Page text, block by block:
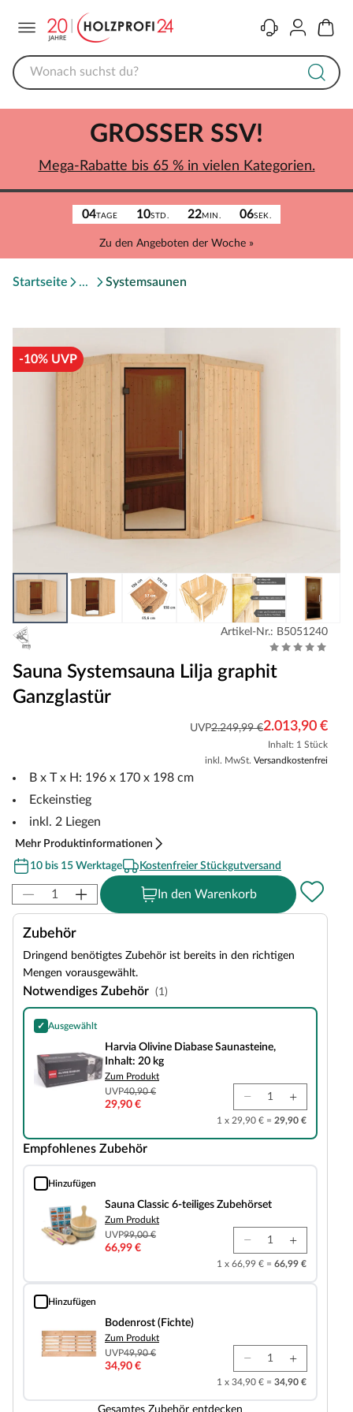
KontaktKonto
04TAGE 10STD. 22MIN. 06SEK.
Zu den Angeboten der Woche »
GROSSER SSV!
Mega-Rabatte bis 65 % in vielen Kategorien.
Startseite Systemsaunen
-10% UVP
Artikel-Nr.: B5051240
Sauna Systemsauna Lilja graphit
Ganzglastür
UVP2.249,99 €2.013,90 €
Inhalt: 1 Stück
inkl. MwSt. Versandkostenfrei
B x T x H: 196 x 170 x 198 cm
Eckeinstieg
inkl. 2 Liegen
Mehr Produktinformationen
10 bis 15 Werktage
Kostenfreier Stückgutversand
In den Warenkorb
Zubehör
Dringend benötigtes Zubehör ist bereits in den richtigen
Mengen vorausgewählt.
Notwendiges Zubehör (1)
✓ Ausgewählt
Harvia Olivine Diabase Saunasteine, Inhalt: 20 kg
Harvia Olivine Diabase Saunasteine,
Inhalt: 20 kg
Zum Produkt
UVP40,90 €
29,90 €
1 x 29,90 € = 29,90 €
Empfohlenes Zubehör
Hinzufügen
Sauna Classic 6-teiliges Zubehörset
Sauna Classic 6-teiliges Zubehörset
Zum Produkt
UVP99,00 €
66,99 €
1 x 66,99 € = 66,99 €
Hinzufügen
Bodenrost (Fichte)
Bodenrost (Fichte)
Zum Produkt
UVP49,90 €
34,90 €
1 x 34,90 € = 34,90 €